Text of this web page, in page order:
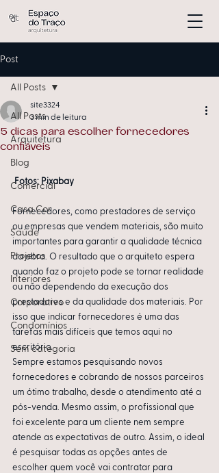
Post
All Posts
Arquitetura
Blog
Comercial
Casa Cor
Saúde
Projetos
Interiores
Corporativo
Condomínios
Sem categoria
All Posts
5 dicas para escolher fornecedores
confiáveis
site3324
3 min de leitura
Fotos: Pixabay
Fornecedores, como prestadores de serviço
ou empresas que vendem materiais, são muito
importantes para garantir a qualidade técnica
da obra. O resultado que o arquiteto espera
quando faz o projeto pode se tornar realidade
ou não dependendo da execução dos
prestadores e da qualidade dos materiais. Por
isso que indicar fornecedores é uma das
tarefas mais difíceis que temos aqui no
escritório.
Sempre estamos pesquisando novos
fornecedores e cobrando de nossos parceiros
um ótimo trabalho, desde o atendimento até a
pós-venda. Mesmo assim, o profissional que
foi excelente para um cliente nem sempre
atende as expectativas de outro. Assim, o ideal
é pesquisar todas as opções antes de
escolher quem você vai contratar para